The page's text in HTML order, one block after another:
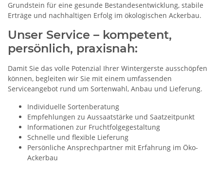
Grundstein für eine gesunde Bestandesentwicklung, stabile
Erträge und nachhaltigen Erfolg im ökologischen Ackerbau.
Unser Service – kompetent,
persönlich, praxisnah:
Damit Sie das volle Potenzial Ihrer Wintergerste ausschöpfen
können, begleiten wir Sie mit einem umfassenden
Serviceangebot rund um Sortenwahl, Anbau und Lieferung.
Individuelle Sortenberatung
Empfehlungen zu Aussaatstärke und Saatzeitpunkt
Informationen zur Fruchtfolgegestaltung
Schnelle und flexible Lieferung
Persönliche Ansprechpartner mit Erfahrung im Öko-
Ackerbau